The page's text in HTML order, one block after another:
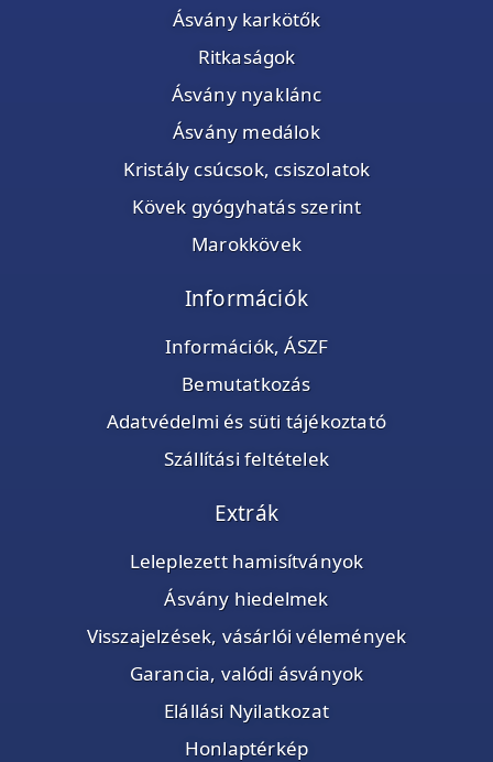
Ásvány karkötők
Ritkaságok
Ásvány nyaklánc
Ásvány medálok
Kristály csúcsok, csiszolatok
Kövek gyógyhatás szerint
Marokkövek
Információk
Információk, ÁSZF
Bemutatkozás
Adatvédelmi és süti tájékoztató
Szállítási feltételek
Extrák
Leleplezett hamisítványok
Ásvány hiedelmek
Visszajelzések, vásárlói vélemények
Garancia, valódi ásványok
Elállási Nyilatkozat
Honlaptérkép